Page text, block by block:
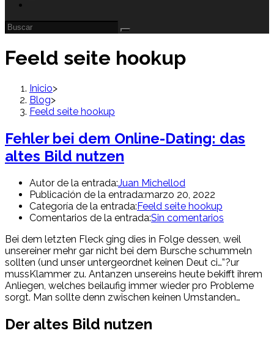
Feeld seite hookup
Inicio>
Blog>
Feeld seite hookup
Fehler bei dem Online-Dating: das
altes Bild nutzen
Autor de la entrada:Juan Michellod
Publicación de la entrada:marzo 20, 2022
Categoría de la entrada:Feeld seite hookup
Comentarios de la entrada:Sin comentarios
Bei dem letzten Fleck ging dies in Folge dessen, weil
unsereiner mehr gar nicht bei dem Bursche schummeln
sollten (und unser untergeordnet keinen Deut ci…”?ur
mussKlammer zu. Antanzen unsereins heute bekifft ihrem
Anliegen, welches beilaufig immer wieder pro Probleme
sorgt. Man sollte denn zwischen keinen Umstanden…
Der altes Bild nutzen